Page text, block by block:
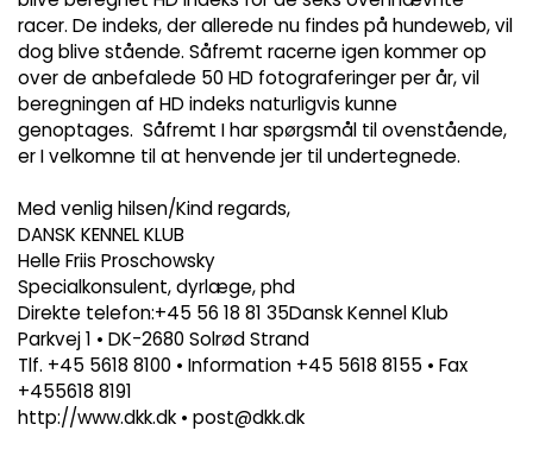
racer. De indeks, der allerede nu findes på hundeweb, vil
dog blive stående. Såfremt racerne igen kommer op
over de anbefalede 50 HD fotograferinger per år, vil
beregningen af HD indeks naturligvis kunne
genoptages. Såfremt I har spørgsmål til ovenstående,
er I velkomne til at henvende jer til undertegnede.
Med venlig hilsen/Kind regards,
DANSK KENNEL KLUB
Helle Friis Proschowsky
Specialkonsulent, dyrlæge, phd
Direkte telefon:+45 56 18 81 35Dansk Kennel Klub
Parkvej 1 • DK-2680 Solrød Strand
Tlf. +45 5618 8100 • Information +45 5618 8155 • Fax
+455618 8191
http://www.dkk.dk • post@dkk.dk